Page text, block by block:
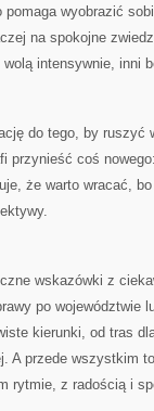
wyobrazić
na spokojne
intensywnie, inni
do tego, by ruszyć
przynieść coś
że warto wracać,
wskazówki z
po województwie
kierunki, od tras
A przede wszystkim
rytmie, z radością i